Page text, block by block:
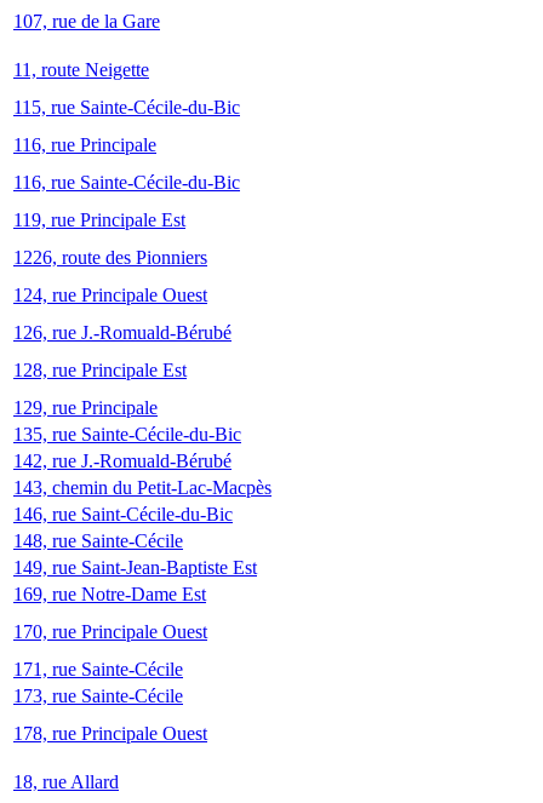
107, rue de la Gare
11, route Neigette
115, rue Sainte-Cécile-du-Bic
116, rue Principale
116, rue Sainte-Cécile-du-Bic
119, rue Principale Est
1226, route des Pionniers
124, rue Principale Ouest
126, rue J.-Romuald-Bérubé
128, rue Principale Est
129, rue Principale
135, rue Sainte-Cécile-du-Bic
142, rue J.-Romuald-Bérubé
143, chemin du Petit-Lac-Macpès
146, rue Saint-Cécile-du-Bic
148, rue Sainte-Cécile
149, rue Saint-Jean-Baptiste Est
169, rue Notre-Dame Est
170, rue Principale Ouest
171, rue Sainte-Cécile
173, rue Sainte-Cécile
178, rue Principale Ouest
18, rue Allard